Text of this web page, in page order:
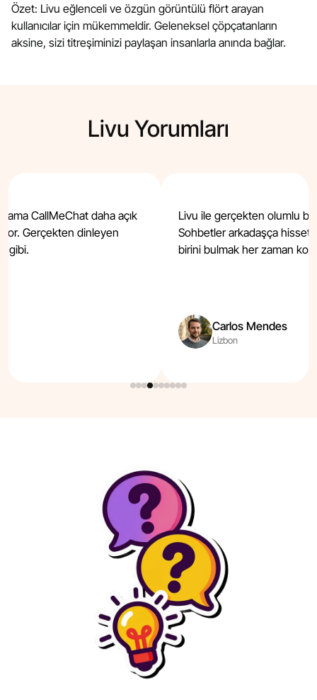
Özet: Livu eğlenceli ve özgün görüntülü flört arayan
kullanıcılar için mükemmeldir. Geleneksel çöpçatanların
aksine, sizi titreşiminizi paylaşan insanlarla anında bağlar.
Livu Yorumları
CallMeChat daha açık
Gerçekten dinleyen
gibi.
Livu ile gerçekten olumlu
Sohbetler arkadaşça
birini bulmak her zaman
Carlos Mendes
Lizbon